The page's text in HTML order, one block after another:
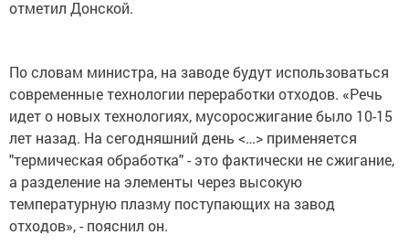
отметил Донской.
По словам министра, на заводе будут использоваться
современные технологии переработки отходов. «Речь
идет о новых технологиях, мусоросжигание было 10-15
лет назад. На сегодняшний день <…> применяется
"термическая обработка" - это фактически не сжигание,
а разделение на элементы через высокую
температурную плазму поступающих на завод
отходов», - пояснил он.